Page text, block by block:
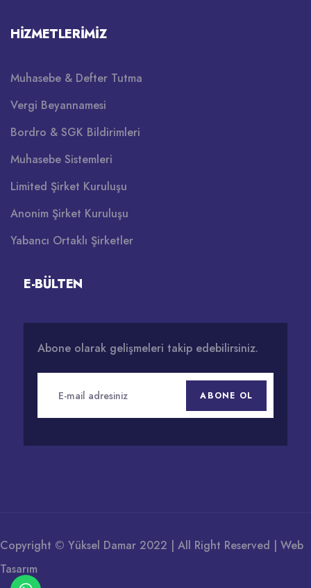
HIZMETLERIMIZ
Muhasebe & Defter Tutma
Vergi Beyannamesi
Bordro & SGK Bildirimleri
Muhasebe Sistemleri
Limited Şirket Kuruluşu
Anonim Şirket Kuruluşu
Yabancı Ortaklı Şirketler
E-BÜLTEN
Abone olarak gelişmeleri takip edebilirsiniz.
ABONE OL
Copyright © Yüksel Damar 2022 | All Right Reserved | Web
Tasarım